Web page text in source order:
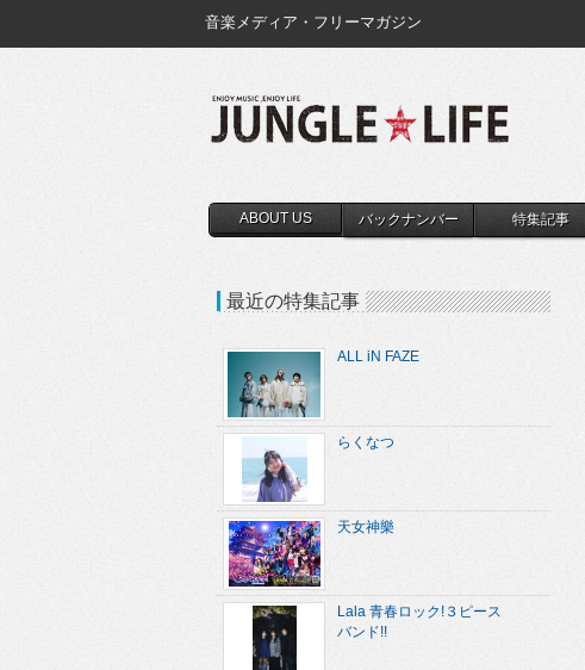
音楽メディア・フリーマガジン
ABOUT US バックナンバー 特集記事
最近の特集記事
ALL iN FAZE
らくなつ
天女神樂
Lala 青春ロック!３ピース
バンド!!